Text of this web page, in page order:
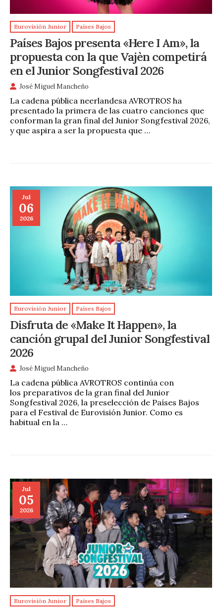
Eurovisión Junior Países Bajos
Países Bajos presenta «Here I Am», la
propuesta con la que Vajèn competirá
en el Junior Songfestival 2026
José Miguel Mancheño
La cadena pública neerlandesa AVROTROS ha
presentado la primera de las cuatro canciones que
conforman la gran final del Junior Songfestival 2026,
y que aspira a ser la propuesta que …
Jul
06
2026
Eurovisión Junior Países Bajos
Disfruta de «Make It Happen», la
canción grupal del Junior Songfestival
2026
José Miguel Mancheño
La cadena pública AVROTROS continúa con
los preparativos de la gran final del Junior
Songfestival 2026, la preselección de Países Bajos
para el Festival de Eurovisión Junior. Como es
habitual en la …
Jul
05
2026
Eurovisión Junior Países Bajos